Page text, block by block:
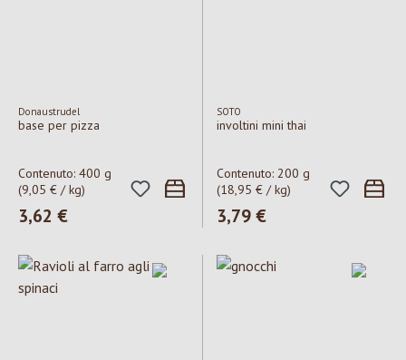
Donaustrudel
base per pizza
Contenuto: 400 g
(9,05 € / kg)
Prezzo normale:
3,62 €
SOTO
involtini mini thai
Contenuto: 200 g
(18,95 € / kg)
Prezzo normale:
3,79 €